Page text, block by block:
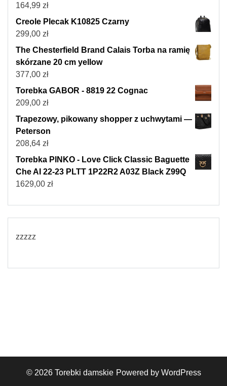
164,99 zł
Creole Plecak K10825 Czarny
299,00 zł
The Chesterfield Brand Calais Torba na ramię
skórzane 20 cm yellow
377,00 zł
Torebka GABOR - 8819 22 Cognac
209,00 zł
Trapezowy, pikowany shopper z uchwytami —
Peterson
208,64 zł
Torebka PINKO - Love Click Classic Baguette
Che AI 22-23 PLTT 1P22R2 A03Z Black Z99Q
1629,00 zł
zzzzz
© 2026 Torebki damskie Powered by WordPress